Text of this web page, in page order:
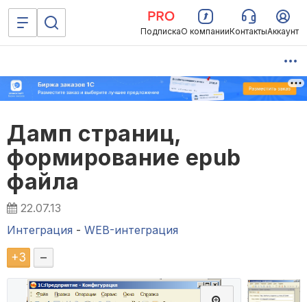
ПодпискаО компанииКонтактыАккаунт
Дамп страниц,
формирование epub
файла
22.07.13
Интеграция - WEB-интеграция
+3 –